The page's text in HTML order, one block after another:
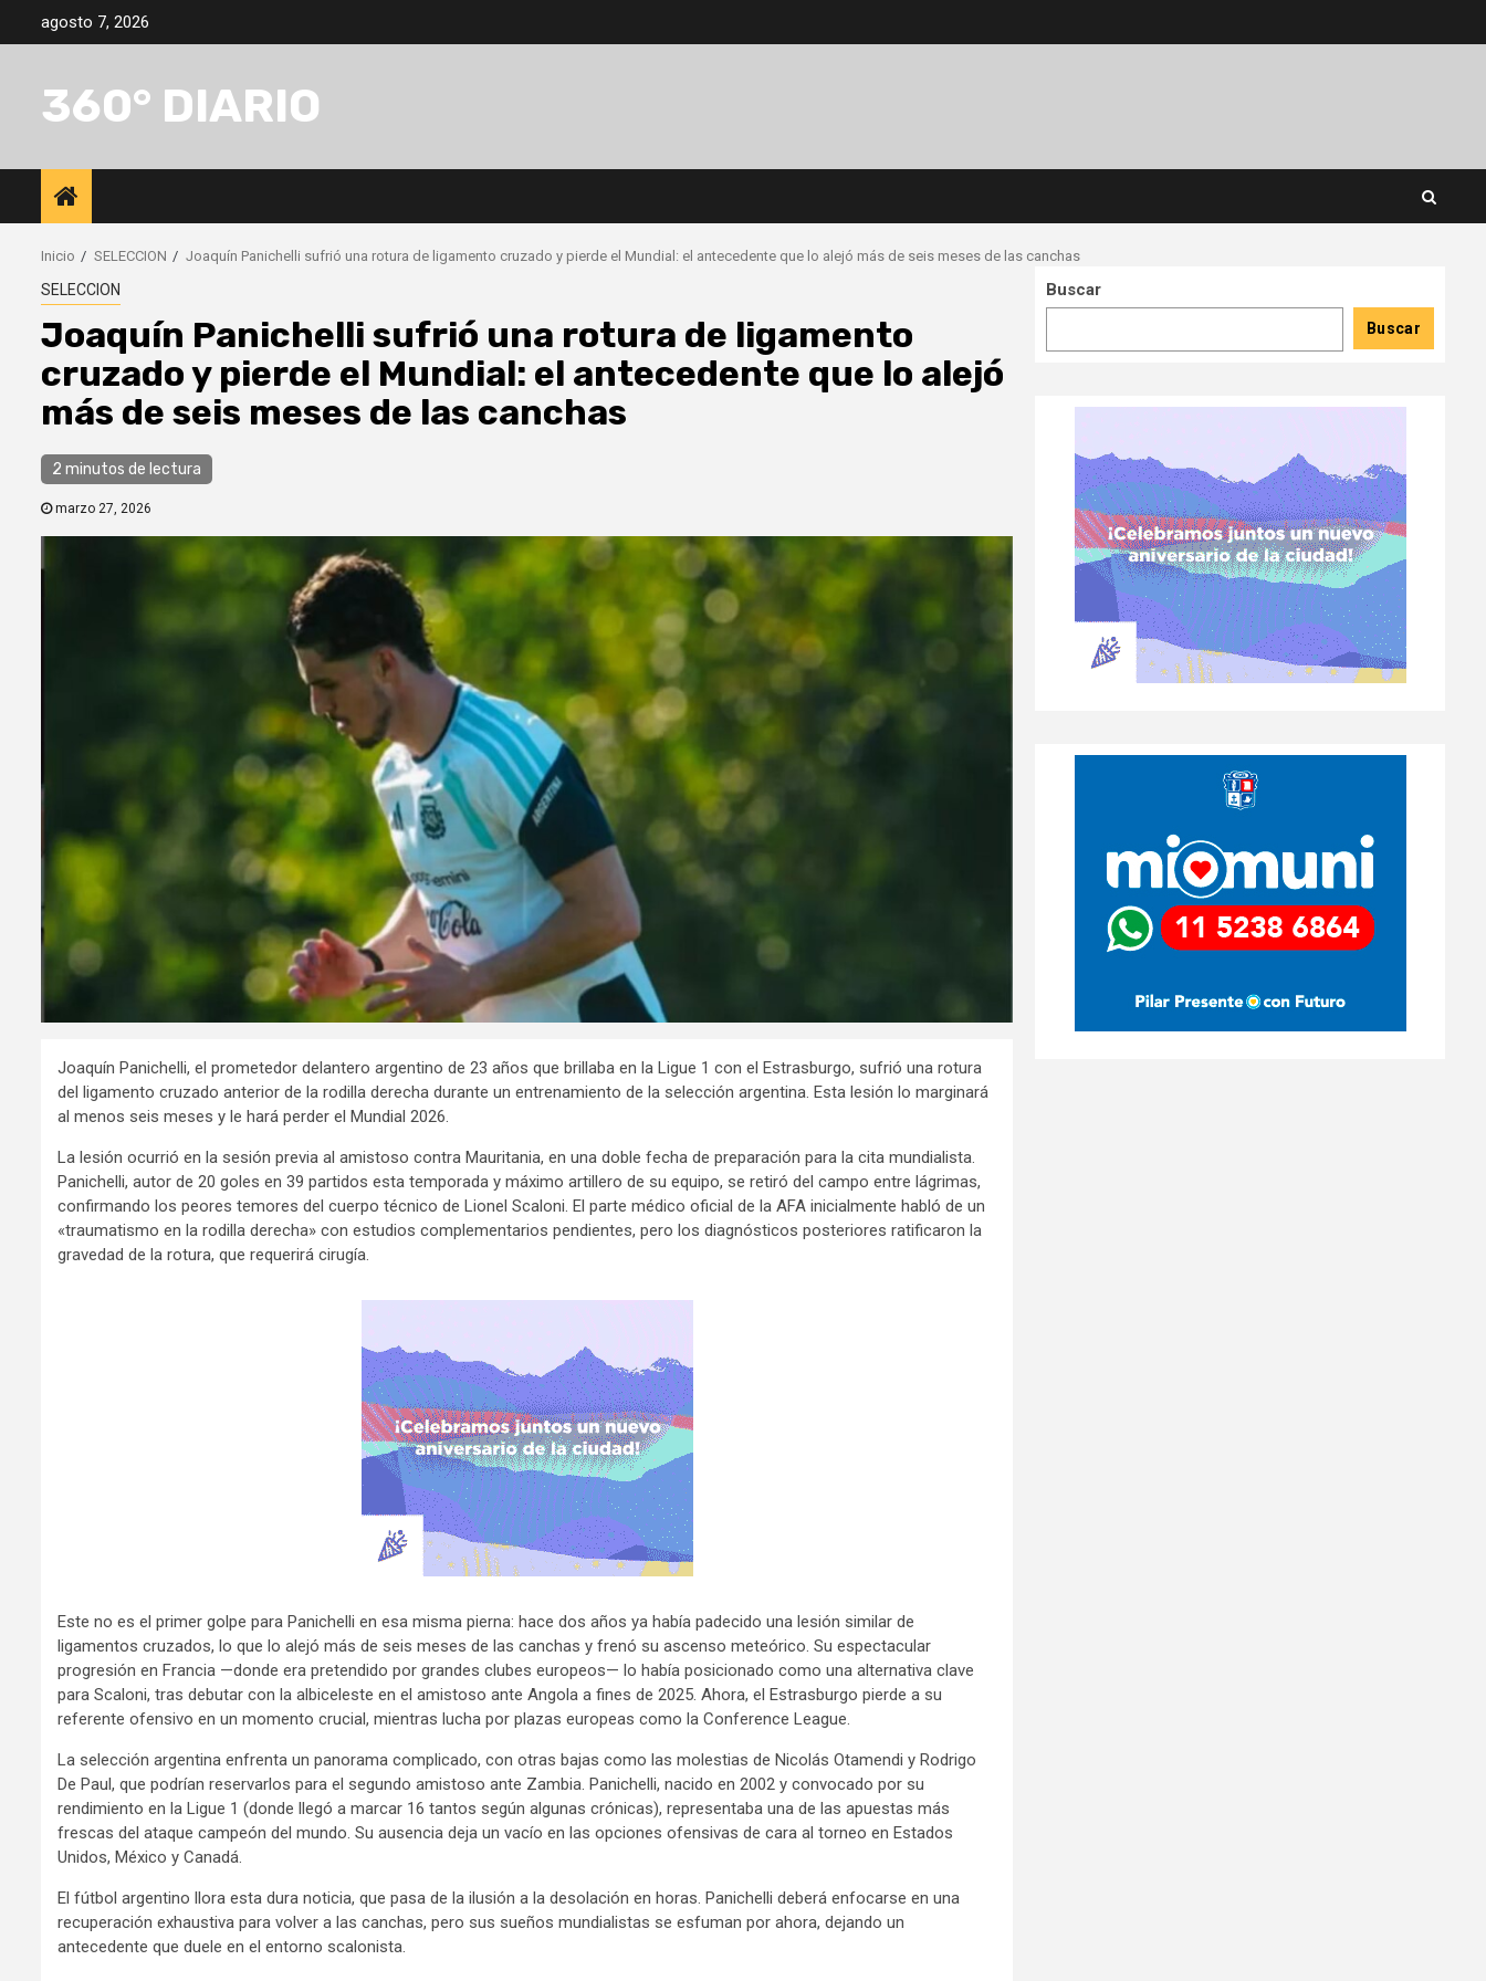
agosto 7, 2026
360° DIARIO
Inicio SELECCION Joaquín Panichelli sufrió una rotura de ligamento cruzado y pierde el Mundial: el antecedente que lo alejó más de seis meses de las canchas
SELECCION
Joaquín Panichelli sufrió una rotura de ligamento
cruzado y pierde el Mundial: el antecedente que lo alejó
más de seis meses de las canchas
2 minutos de lectura
marzo 27, 2026
Joaquín Panichelli, el prometedor delantero argentino de 23 años que brillaba en la Ligue 1 con el Estrasburgo, sufrió una rotura
del ligamento cruzado anterior de la rodilla derecha durante un entrenamiento de la selección argentina. Esta lesión lo marginará
al menos seis meses y le hará perder el Mundial 2026.
La lesión ocurrió en la sesión previa al amistoso contra Mauritania, en una doble fecha de preparación para la cita mundialista.
Panichelli, autor de 20 goles en 39 partidos esta temporada y máximo artillero de su equipo, se retiró del campo entre lágrimas,
confirmando los peores temores del cuerpo técnico de Lionel Scaloni. El parte médico oficial de la AFA inicialmente habló de un
«traumatismo en la rodilla derecha» con estudios complementarios pendientes, pero los diagnósticos posteriores ratificaron la
gravedad de la rotura, que requerirá cirugía.
Este no es el primer golpe para Panichelli en esa misma pierna: hace dos años ya había padecido una lesión similar de
ligamentos cruzados, lo que lo alejó más de seis meses de las canchas y frenó su ascenso meteórico. Su espectacular
progresión en Francia —donde era pretendido por grandes clubes europeos— lo había posicionado como una alternativa clave
para Scaloni, tras debutar con la albiceleste en el amistoso ante Angola a fines de 2025. Ahora, el Estrasburgo pierde a su
referente ofensivo en un momento crucial, mientras lucha por plazas europeas como la Conference League.
La selección argentina enfrenta un panorama complicado, con otras bajas como las molestias de Nicolás Otamendi y Rodrigo
De Paul, que podrían reservarlos para el segundo amistoso ante Zambia. Panichelli, nacido en 2002 y convocado por su
rendimiento en la Ligue 1 (donde llegó a marcar 16 tantos según algunas crónicas), representaba una de las apuestas más
frescas del ataque campeón del mundo. Su ausencia deja un vacío en las opciones ofensivas de cara al torneo en Estados
Unidos, México y Canadá.
El fútbol argentino llora esta dura noticia, que pasa de la ilusión a la desolación en horas. Panichelli deberá enfocarse en una
recuperación exhaustiva para volver a las canchas, pero sus sueños mundialistas se esfuman por ahora, dejando un
antecedente que duele en el entorno scalonista.
Buscar
Buscar